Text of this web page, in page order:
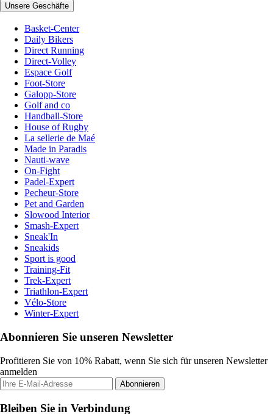
Unsere Geschäfte
Basket-Center
Daily Bikers
Direct Running
Direct-Volley
Espace Golf
Foot-Store
Galopp-Store
Golf and co
Handball-Store
House of Rugby
La sellerie de Maé
Made in Paradis
Nauti-wave
On-Fight
Padel-Expert
Pecheur-Store
Pet and Garden
Slowood Interior
Smash-Expert
Sneak'In
Sneakids
Sport is good
Training-Fit
Trek-Expert
Triathlon-Expert
Vélo-Store
Winter-Expert
Abonnieren Sie unseren Newsletter
Profitieren Sie von 10% Rabatt, wenn Sie sich für unseren Newsletter
anmelden
Abonnieren
Bleiben Sie in Verbindung